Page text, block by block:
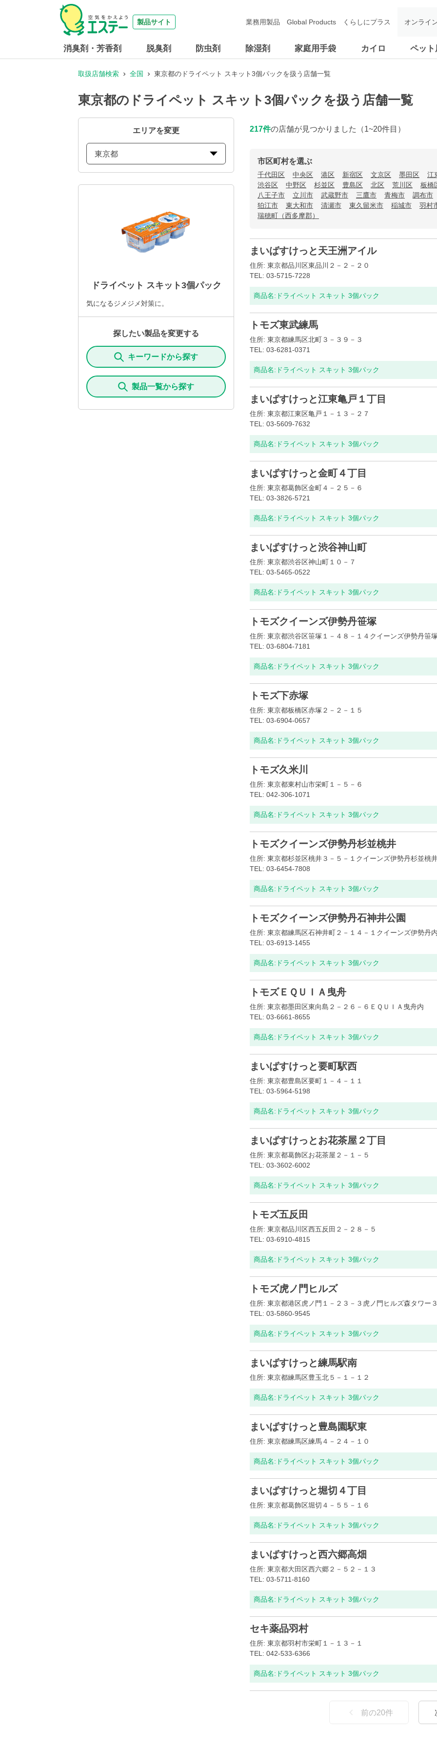
製品サイト
消臭剤・芳香剤 脱臭剤 防虫剤 除湿剤 家庭用手袋 カイロ ペット
業務用製品 Global Products くらしにプラス オンライ
取扱店舗検索 全国 東京都のドライペット スキット3個パックを扱う店舗一覧
東京都のドライペット スキット3個パックを扱う店舗一覧
エリアを変更
東京都
ドライペット スキット3個パック
気になるジメジメ対策に。
探したい製品を変更する
キーワードから探す
製品一覧から探す
217件の店舗が見つかりました （1~20件目）
市区町村を選ぶ
千代田区 中央区 港区 新宿区 文京区 墨田区
江
渋谷区
中野区 杉並区 豊島区 北区 荒川区
板橋
八王子市
立川市 武蔵野市 三鷹市 青梅市
調布市
狛江市
東大和市 清瀬市 東久留米市 稲城市
羽村
瑞穂町（西多摩郡）
まいばすけっと天王洲アイル
住所: 東京都品川区東品川２－２－２０
TEL: 03-5715-7228
商品名: ドライペット スキット 3個パック
トモズ東武練馬
住所: 東京都練馬区北町３－３９－３
TEL: 03-6281-0371
商品名: ドライペット スキット 3個パック
まいばすけっと江東亀戸１丁目
住所: 東京都江東区亀戸１－１３－２７
TEL: 03-5609-7632
商品名: ドライペット スキット 3個パック
まいばすけっと金町４丁目
住所: 東京都葛飾区金町４－２５－６
TEL: 03-3826-5721
商品名: ドライペット スキット 3個パック
まいばすけっと渋谷神山町
住所: 東京都渋谷区神山町１０－７
TEL: 03-5465-0522
商品名: ドライペット スキット 3個パック
トモズクイーンズ伊勢丹笹塚
住所: 東京都渋谷区笹塚１－４８－１４クイーンズ伊勢丹笹
TEL: 03-6804-7181
商品名: ドライペット スキット 3個パック
トモズ下赤塚
住所: 東京都板橋区赤塚２－２－１５
TEL: 03-6904-0657
商品名: ドライペット スキット 3個パック
トモズ久米川
住所: 東京都東村山市栄町１－５－６
TEL: 042-306-1071
商品名: ドライペット スキット 3個パック
トモズクイーンズ伊勢丹杉並桃井
住所: 東京都杉並区桃井３－５－１クイーンズ伊勢丹杉並桃
TEL: 03-6454-7808
商品名: ドライペット スキット 3個パック
トモズクイーンズ伊勢丹石神井公園
住所: 東京都練馬区石神井町２－１４－１クイーンズ伊勢丹
TEL: 03-6913-1455
商品名: ドライペット スキット 3個パック
トモズＥＱＵＩＡ曳舟
住所: 東京都墨田区東向島２－２６－６ＥＱＵＩＡ曳舟内
TEL: 03-6661-8655
商品名: ドライペット スキット 3個パック
まいばすけっと要町駅西
住所: 東京都豊島区要町１－４－１１
TEL: 03-5964-5198
商品名: ドライペット スキット 3個パック
まいばすけっとお花茶屋２丁目
住所: 東京都葛飾区お花茶屋２－１－５
TEL: 03-3602-6002
商品名: ドライペット スキット 3個パック
トモズ五反田
住所: 東京都品川区西五反田２－２８－５
TEL: 03-6910-4815
商品名: ドライペット スキット 3個パック
トモズ虎ノ門ヒルズ
住所: 東京都港区虎ノ門１－２３－３虎ノ門ヒルズ森タワー
TEL: 03-5860-9545
商品名: ドライペット スキット 3個パック
まいばすけっと練馬駅南
住所: 東京都練馬区豊玉北５－１－１２
商品名: ドライペット スキット 3個パック
まいばすけっと豊島園駅東
住所: 東京都練馬区練馬４－２４－１０
商品名: ドライペット スキット 3個パック
まいばすけっと堀切４丁目
住所: 東京都葛飾区堀切４－５５－１６
商品名: ドライペット スキット 3個パック
まいばすけっと西六郷高畑
住所: 東京都大田区西六郷２－５２－１３
TEL: 03-5711-8160
商品名: ドライペット スキット 3個パック
セキ薬品羽村
住所: 東京都羽村市栄町１－１３－１
TEL: 042-533-6366
商品名: ドライペット スキット 3個パック
前の20件